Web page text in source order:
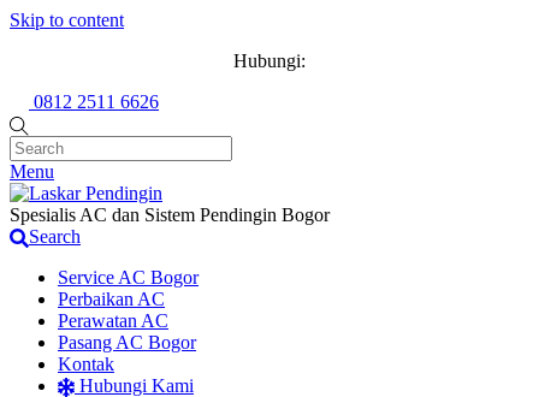
Skip to content
Hubungi:
0812 2511 6626
Menu
Spesialis AC dan Sistem Pendingin Bogor
Search
Service AC Bogor
Perbaikan AC
Perawatan AC
Pasang AC Bogor
Kontak
Hubungi Kami